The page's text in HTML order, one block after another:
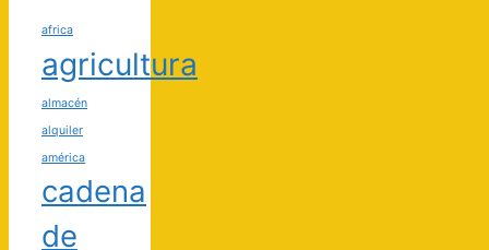
africa
agricultura
almacén
alquiler
américa
cadena
de